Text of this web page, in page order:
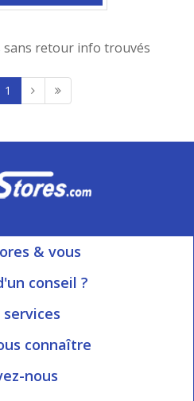
retour info trouvés
1
& vous
compte
conseil ?
au Vendredi
services
livraison
connaître
nous?
nous